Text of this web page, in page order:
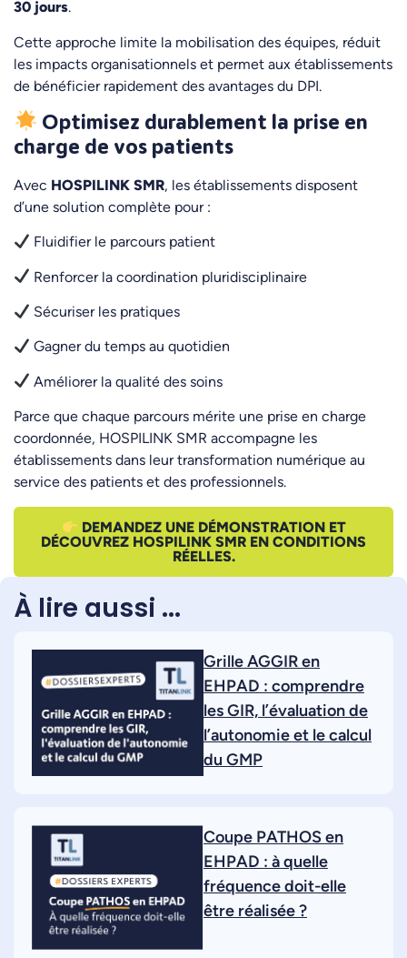
30 jours.
Cette approche limite la mobilisation des équipes, réduit
les impacts organisationnels et permet aux établissements
de bénéficier rapidement des avantages du DPI.
Optimisez durablement la prise en
charge de vos patients
Avec HOSPILINK SMR, les établissements disposent
d’une solution complète pour :
Fluidifier le parcours patient
Renforcer la coordination pluridisciplinaire
Sécuriser les pratiques
Gagner du temps au quotidien
Améliorer la qualité des soins
Parce que chaque parcours mérite une prise en charge
coordonnée, HOSPILINK SMR accompagne les
établissements dans leur transformation numérique au
service des patients et des professionnels.
DEMANDEZ UNE DÉMONSTRATION ET
DÉCOUVREZ HOSPILINK SMR EN CONDITIONS
RÉELLES.
À lire aussi ...
Grille AGGIR en
EHPAD : comprendre
les GIR, l’évaluation de
l’autonomie et le calcul
du GMP
Coupe PATHOS en
EHPAD : à quelle
fréquence doit-elle
être réalisée ?